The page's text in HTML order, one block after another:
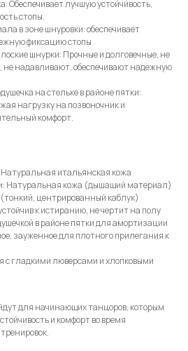
Обеспечивает лучшую устойчивость,
стопы.
в зоне шнуровки: обеспечивает
фиксацию стопы
шнурки: Прочные и долговечные, не
не надавливают, обеспечивают надежную
на стельке в районе пятки:
нагрузку на позвоночник и
комфорт.
итальянская кожа
Натуральная кожа (дышащий материал)
центрированный каблук)
к истиранию, не чертит на полу
в районе пятки для амортизации
зауженное для плотного прилегания к
с гладкими люверсами и хлопковыми
для начинающих танцоров, которым
и комфорт во время